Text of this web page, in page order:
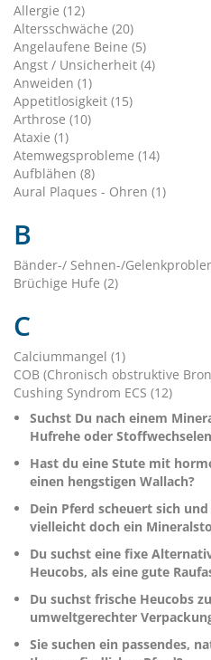
Allergie (12)
Altersschwäche (20)
Angelaufene Beine (5)
Angst / Unsicherheit (4)
Anweiden (1)
Appetitlosigkeit (15)
Arthrose (10)
Ataxie (1)
Atemwegsprobleme (14)
Aufblähen (8)
Aural Plaques - Ohren (1)
B
Bänder-/ Sehnen-/
Brüchige Hufe (2)
C
Calciummangel (1)
COB (Chronisch obstruktive
Cushing Syndrom ECS (12)
Suchst Du nach einem
Hufrehe oder
Hast du eine Stute mit
einen hengstigen Wallach?
Dein Pferd scheuert sich
vielleicht doch ein
Du suchst eine fixe
Heucobs, als eine gute
Du suchst frische Heucobs
umweltgerechter
Sie suchen ein passendes,